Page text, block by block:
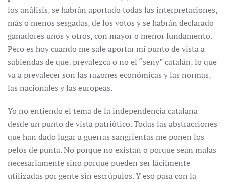
los análisis, se habrán aportado todas las interpretaciones,
más o menos sesgadas, de los votos y se habrán declarado
ganadores unos y otros, con mayor o menor fundamento.
Pero es hoy cuando me sale aportar mi punto de vista a
sabiendas de que, prevalezca o no el “seny” catalán, lo que
va a prevalecer son las razones económicas y las normas,
las nacionales y las europeas.
Yo no entiendo el tema de la independencia catalana
desde un punto de vista patriótico. Todas las abstracciones
que han dado lugar a guerras sangrientas me ponen los
pelos de punta. No porque no existan o porque sean malas
necesariamente sino porque pueden ser fácilmente
utilizadas por gente sin escrúpulos. Y eso pasa con la